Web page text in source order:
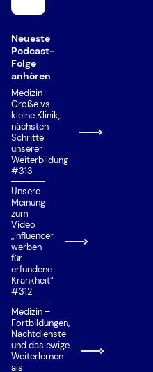
MCAT (Medical College
MedAT
Nachteilsausgleich
Ortspräferenz
Priorisierung
Private Universität/
Quereinstieg
Situational Judgement
Studienplatzklage
Studierfähigkeitstest
Talentquote
Test für Ausländische
Test für Medizinische
Wartezeitquote
Zusätzliche
Neueste
Podcast-
Folge
anhören
Medizin –
Große vs.
kleine Klinik,
nächsten
Schritte
unserer
Weiterbildung
#313
Unsere
Meinung
zum
Video
„Influencer
werben
für
erfundene
Krankheit“
#312
Medizin –
Fortbildungen,
Nachtdienste
und das ewige
Weiterlernen
als